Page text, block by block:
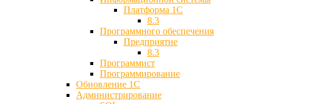
Платформа 1С
8.3
Программного обеспечения
Предприятие
8.3
Программист
Программирование
Обновление 1С
Администрирование